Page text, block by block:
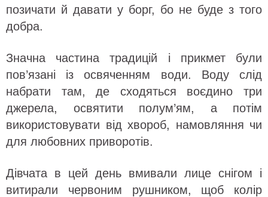
позичати й давати у борг, бо не буде з того
добра.
Значна частина традицій і прикмет були
пов’язані із освяченням води. Воду слід
набрати там, де сходяться воєдино три
джерела, освятити полум’ям, а потім
використовувати від хвороб, намовляння чи
для любовних приворотів.
Дівчата в цей день вмивали лице снігом і
витирали червоним рушником, щоб колір